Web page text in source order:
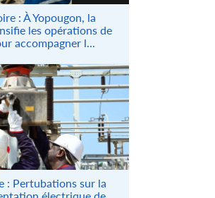
: À Yopougon, la
les opérations de
accompagner l...
: Pertubations sur la